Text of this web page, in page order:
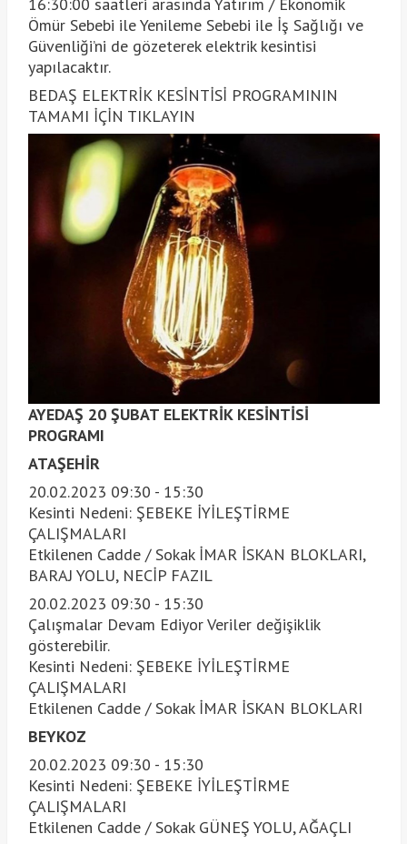
16:30:00 saatleri arasında Yatırım / Ekonomik
Ömür Sebebi ile Yenileme Sebebi ile İş Sağlığı ve
Güvenliği’ni de gözeterek elektrik kesintisi
yapılacaktır.
BEDAŞ ELEKTRİK KESİNTİSİ PROGRAMININ
TAMAMI İÇİN TIKLAYIN
AYEDAŞ 20 ŞUBAT ELEKTRİK KESİNTİSİ
PROGRAMI
ATAŞEHİR
20.02.2023 09:30 - 15:30
Kesinti Nedeni: ŞEBEKE İYİLEŞTİRME
ÇALIŞMALARI
Etkilenen Cadde / Sokak İMAR İSKAN BLOKLARI,
BARAJ YOLU, NECİP FAZIL
20.02.2023 09:30 - 15:30
Çalışmalar Devam Ediyor Veriler değişiklik
gösterebilir.
Kesinti Nedeni: ŞEBEKE İYİLEŞTİRME
ÇALIŞMALARI
Etkilenen Cadde / Sokak İMAR İSKAN BLOKLARI
BEYKOZ
20.02.2023 09:30 - 15:30
Kesinti Nedeni: ŞEBEKE İYİLEŞTİRME
ÇALIŞMALARI
Etkilenen Cadde / Sokak GÜNEŞ YOLU, AĞAÇLI